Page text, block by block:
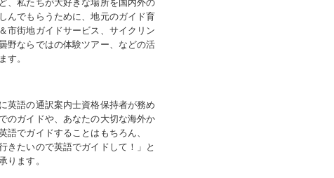
んでもらうために、地元のガイド育
市街地ガイドサービス、サイクリン
野ならではの体験ツアー、などの活
す。
英語の通訳案内士資格保持者が務め
のガイドや、あなたの大切な海外か
語でガイドすることはもちろん、
きたいので英語でガイドして！」と
ります。